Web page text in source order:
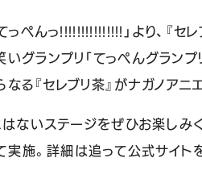
っぺんっ!!!!!!!!!!!!!!!」より、『セ
ランプリ「てっぺんグランプ
なる『セレブリ茶』がナガノア
ないステージをぜひお楽しみく
施。詳細は追って公式サイト